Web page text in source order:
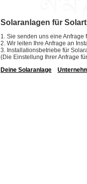
Solaranlagen für
1. Sie senden uns eine
2. Wir leiten Ihre Anfrage an
3. Installationsbetriebe für
(Die Einstellung Ihrer Anfrage
Deine Solaranlage